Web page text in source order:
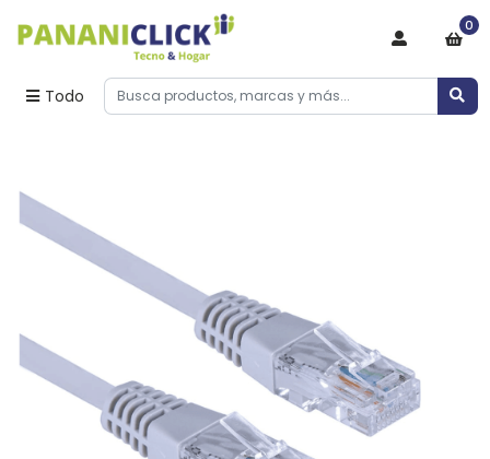
Todo
0